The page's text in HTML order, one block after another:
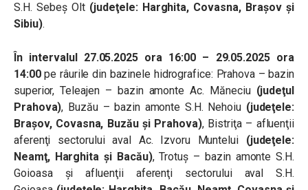
S.H. Sebeş Olt (judeţele: Harghita, Covasna, Braşov şi
Sibiu).
În intervalul 27.05.2025 ora 16:00 – 29.05.2025 ora
14:00 pe râurile din bazinele hidrografice: Prahova – bazin
superior, Teleajen – bazin amonte Ac. Măneciu (judeţul
Prahova), Buzău – bazin amonte S.H. Nehoiu (judeţele:
Braşov, Covasna, Buzău şi Prahova), Bistriţa – afluenţii
aferenţi sectorului aval Ac. Izvoru Muntelui
(judeţele:
Neamţ, Harghita şi Bacău), Trotuş – bazin amonte S.H.
Goioasa şi afluenţii aferenţi sectorului aval S.H.